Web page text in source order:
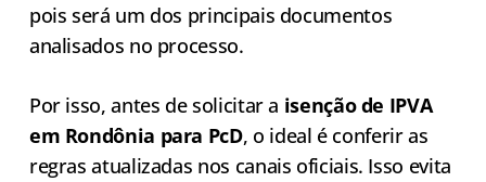
pois será um dos principais documentos
analisados no processo.
Por isso, antes de solicitar a isenção de IPVA
em Rondônia para PcD, o ideal é conferir as
regras atualizadas nos canais oficiais. Isso evita